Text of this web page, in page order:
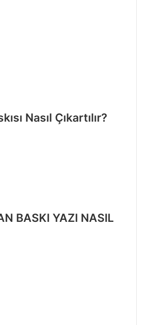
Nasıl Çıkartılır?
BASKI YAZI NASIL